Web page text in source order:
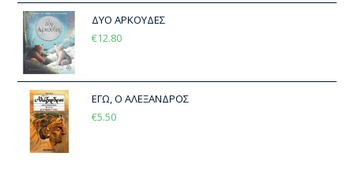
ΔΥΟ ΑΡΚΟΥΔΕΣ
€12.80
ΕΓΩ, Ο ΑΛΕΞΑΝΔΡΟΣ
€5.50